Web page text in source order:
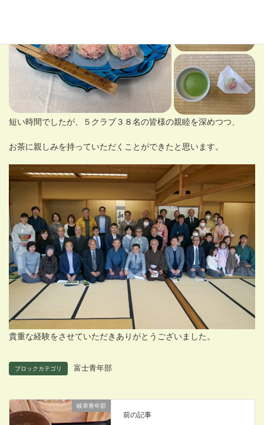
短い時間でしたが、５クラブ３８名の皆様の親睦を深めつつ、
お茶に親しみを持っていただくことができたと思います。
貴重な経験をさせていただきありがとうございました。
ブロックカテゴリ 富士青年部
岐阜青年部
前の記事